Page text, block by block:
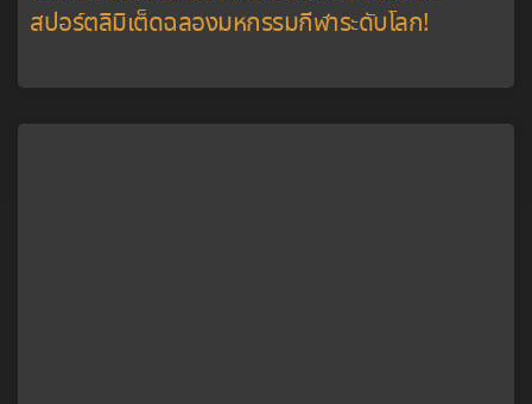
สปอร์ตลิมิเต็ดฉลองมหกรรมกีฬาระดับโลก!